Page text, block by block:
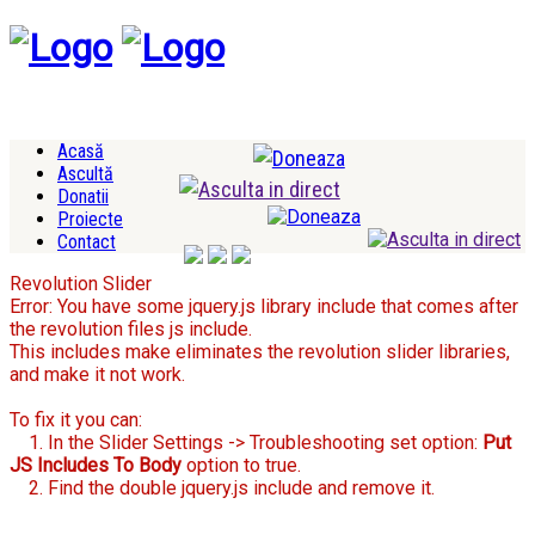
Acasă
Ascultă
Donatii
Proiecte
Contact
Revolution Slider
Error: You have some jquery.js library include that comes after
the revolution files js include.
This includes make eliminates the revolution slider libraries,
and make it not work.
To fix it you can:
1. In the Slider Settings -> Troubleshooting set option: Put
JS Includes To Body option to true.
2. Find the double jquery.js include and remove it.